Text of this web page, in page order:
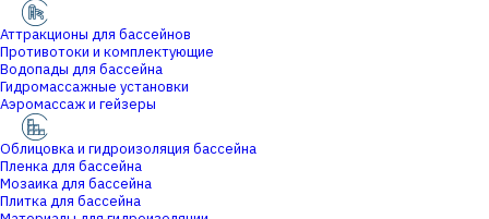
Аттракционы для бассейнов
Противотоки и комплектующие
Водопады для бассейна
Гидромассажные установки
Аэромассаж и гейзеры
Облицовка и гидроизоляция бассейна
Пленка для бассейна
Мозаика для бассейна
Плитка для бассейна